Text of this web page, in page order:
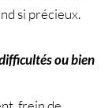
si précieux.
ou bien